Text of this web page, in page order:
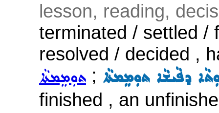
lesson, reading,
terminated / settled /
resolved / decided ,
ܬܘܼܡܸܡܬܵܐ ; ܕܦܵܝܫܵܐ ܬܘܼܡܸܡܬܵܐ
finished , an